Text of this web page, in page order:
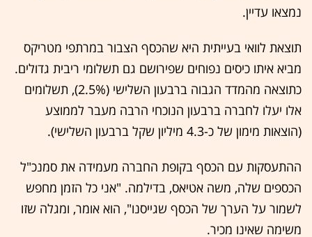
נמצאו עדיין.
תוצאת לוואי בעייתית היא שהכסף הצבור במרתפי מטריקס
מביא איתו כיסים נפוחים שפירושם גם תשלומי ריבית גדולים.
כתוצאה מהמדד הגבוה ברבעון השלישי (2.5%), תשלומים
אלו יעלו לחברה ברבעון הנוכחי הרבה מעבר לממוצע
(הוצאות מימון של כ-4.3 מיליון שקל ברבעון השלישי).
ההתעסקות עם הכסף בקופת החברה מעמידה את סמנכ"ל
הכספים שלה, משה אטיאס, בדילמה. "אני כל הזמן מחפש
לשמור על הערך של הכסף שגייסנו", הוא אומר, ומגלה שזו
משימה שאינו מכיר.